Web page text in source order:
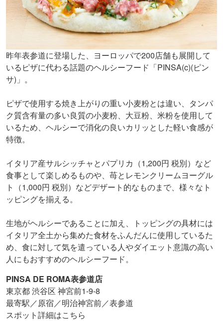
昨年表参道に登場した、ヨーロッパで200店舗も展開して
いるピザに代わる話題のヘルシーフード「PINSA(c)(ピン
サ)」。
ピザで使用する焼き上がりの重い小麦粉とは違い、タンパ
ク質含有量の多い良質の小麦粉、大豆粉、米粉を使用して
いるため、ヘルシーで消化の良いカリッとした軽い食感が
特徴。
イタリア産サルシッチャとパプリカ（1,200円 税別）など
食事として楽しめるものや、苺とレモンクリームヨーグル
ト（1,000円 税別）などデザート的なものまで、様々なト
ッピングを揃える。
生地がヘルシーであることに加え、トッピングの具材には
イタリア全土から集めた食材をふんだんに使用しているた
め、食に対して気を遣っている人やダイエット意識の高い
人にもおすすめのヘルシーフード。
PINSA DE ROMA表参道店
東京都 渋谷区 神宮前1-9-8
最寄駅／原宿／明治神宮前／表参道
スポット詳細はこちら